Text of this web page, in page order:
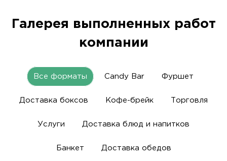
Галерея выполненных работ
компании
Все форматы Candy Bar Фуршет
Доставка боксов Кофе-брейк Торговля
Услуги Доставка блюд и напитков
Банкет Доставка обедов